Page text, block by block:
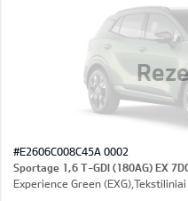
#E2606C008C45A 0002
Sportage 1,6 T-GDI (180AG) EX
Experience Green